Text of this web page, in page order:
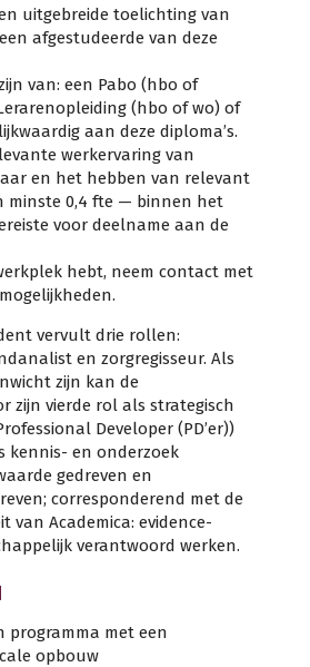
uitgebreide toelichting van
afgestudeerde van deze
van: een Pabo (hbo of
(hbo of wo) of
aan deze diploma’s.
werkervaring van
en het hebben van relevant
minste 0,4 fte — binnen het
voor deelname aan de
hebt, neem contact met
vervult drie rollen:
en zorgregisseur. Als
zijn kan de
zijn vierde rol als strategisch
Developer (PD’er))
kennis- en onderzoek
gedreven en
corresponderend met de
van Academica: evidence-
verantwoord werken.
programma met een
opbouw